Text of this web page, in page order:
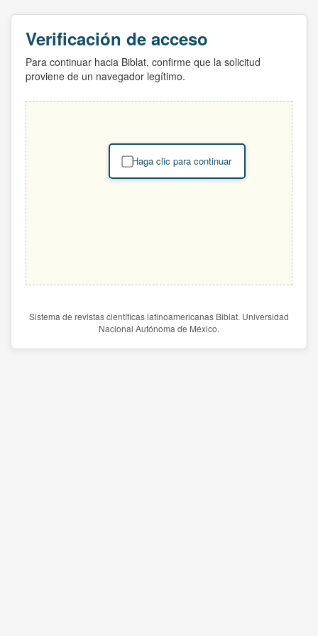
Verificación de acceso
Para continuar hacia Biblat, confirme que la solicitud
proviene de un navegador legítimo.
Haga clic para continuar
Sistema de revistas científicas latinoamericanas Biblat. Universidad
Nacional Autónoma de México.